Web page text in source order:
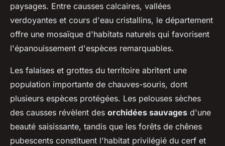
paysages. Entre causses calcaires, vallées
verdoyantes et cours d'eau cristallins, le département
offre une mosaïque d'habitats naturels qui favorisent
l'épanouissement d'espèces remarquables.
Les falaises et grottes du territoire abritent une
population importante de chauves-souris, dont
plusieurs espèces protégées. Les pelouses sèches
des causses révèlent des orchidées sauvages d'une
beauté saisissante, tandis que les forêts de chênes
pubescents constituent l'habitat privilégié du cerf et